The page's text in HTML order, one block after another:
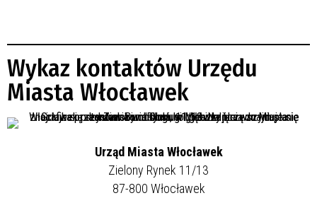
Wykaz kontaktów Urzędu
Miasta Włocławek
Urząd Miasta Włocławek
Zielony Rynek 11/13
87-800 Włocławek